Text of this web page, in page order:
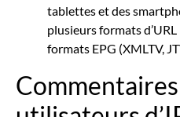
tablettes et des
plusieurs formats
formats EPG (XMLTV,